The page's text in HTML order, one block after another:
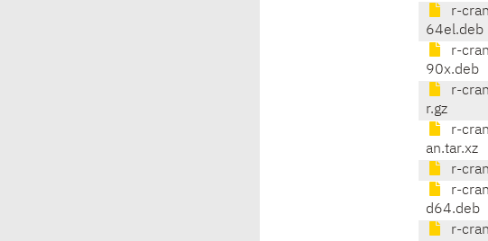
r-
64el.deb
r-
90x.deb
r-
r.gz
r-
an.tar.xz
r-
r-
d64.deb
r-